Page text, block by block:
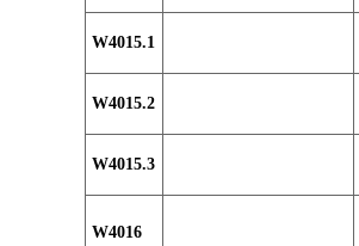
W4015.1
W4015.2
W4015.3
W4016